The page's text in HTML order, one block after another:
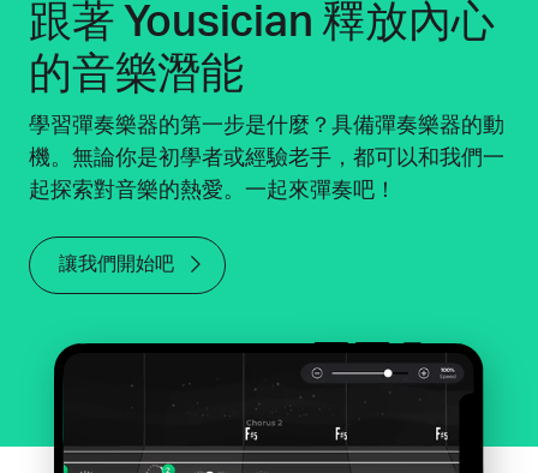
跟著 Yousician 釋放內心
的音樂潛能
學習彈奏樂器的第一步是什麼？具備彈奏樂器的動
機。無論你是初學者或經驗老手，都可以和我們一
起探索對音樂的熱愛。一起來彈奏吧！
讓我們開始吧